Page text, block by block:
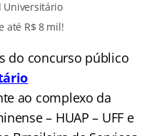
Universitário
até R$ 8 mil!
do concurso público
ao complexo da
– HUAP – UFF e